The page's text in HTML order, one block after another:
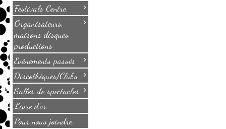
Festivals Centre ›
Organisateurs,
maisons disques,
productions
›
Evènements passés ›
Discothèques/Clubs ›
Salles de spectacles ›
Livre d'or
Pour nous joindre